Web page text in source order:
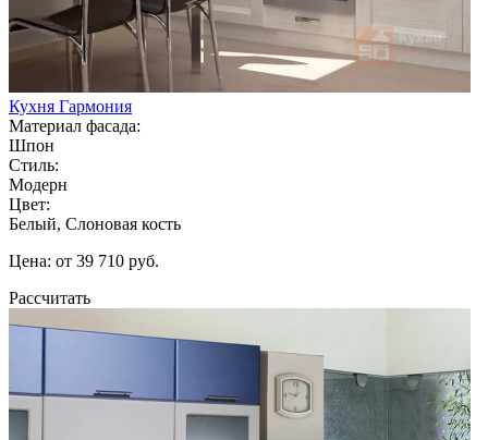
Кухня Гармония
Материал фасада:
Шпон
Стиль:
Модерн
Цвет:
Белый, Слоновая кость
Цена: от 39 710 руб.
Рассчитать